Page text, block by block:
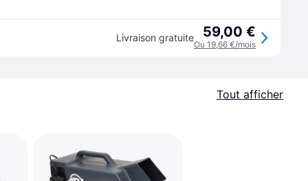
Livraison gratuite 59,00 €
Ou 19,66 €/mois
Tout afficher